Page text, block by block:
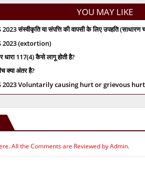
YOU MAY LIKE
संस्वीकृति या संपत्ति की वापसी के लिए उपहति (साधारण
2023 (extortion)
धारा 117(4) कैसे लागू होती है?
क्या अंतर है?
2023 Voluntarily causing hurt or grievous
All the Comments are Reviewed by Admin.